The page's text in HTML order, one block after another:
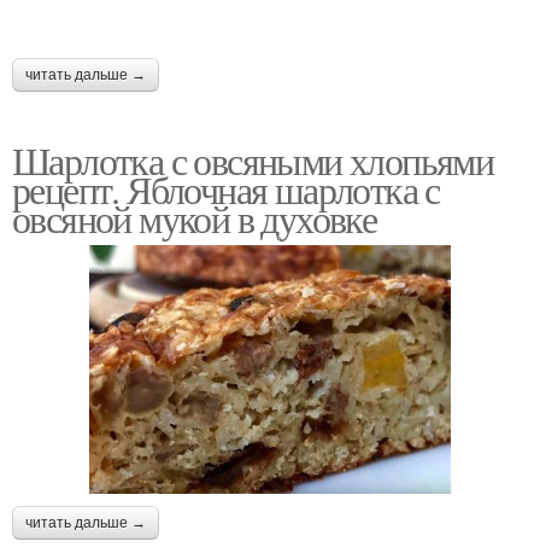
читать дальше →
Шарлотка с овсяными хлопьями
рецепт. Яблочная шарлотка с
овсяной мукой в духовке
читать дальше →